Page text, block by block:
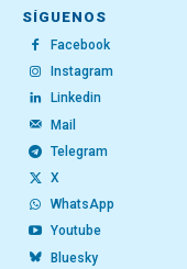
SÍGUENOS
Facebook
Instagram
Linkedin
Mail
Telegram
X
WhatsApp
Youtube
Bluesky